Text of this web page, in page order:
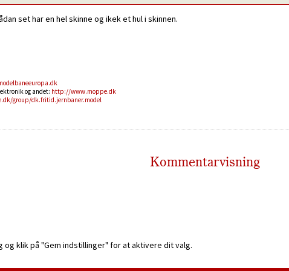
set har en hel skinne og ikek et hul i skinnen.
og andet: http://www.moppe.dk
group/dk.fritid.jernbaner.model
Kommentarvisning
klik på "Gem indstillinger" for at aktivere dit valg.